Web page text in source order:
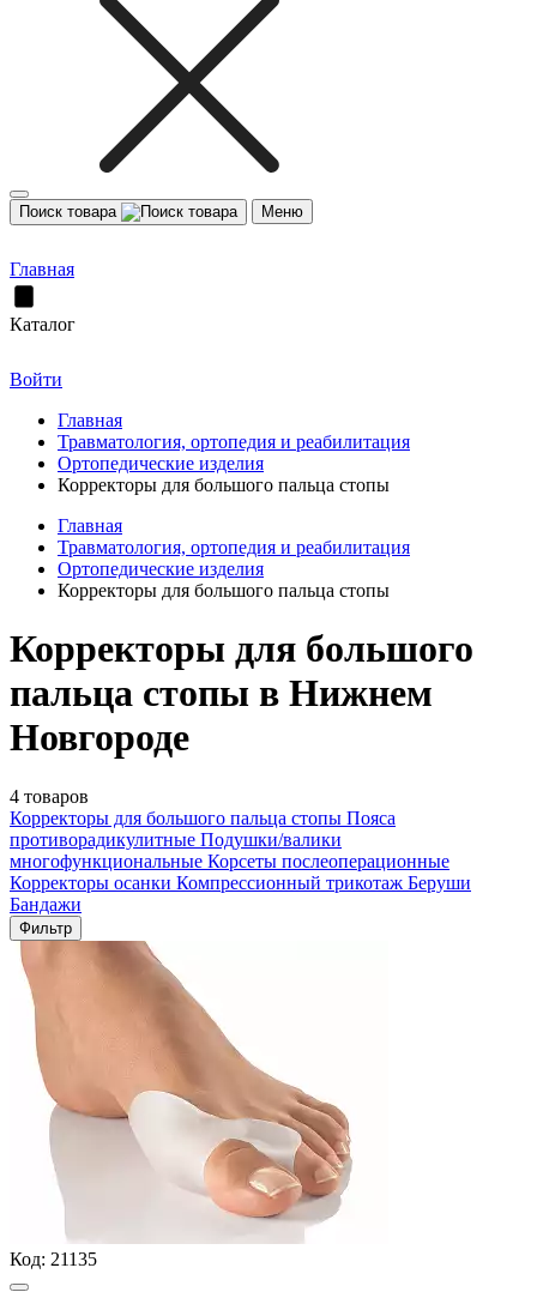
Поиск товара Меню
Главная
Каталог
Войти
Главная
Травматология, ортопедия и реабилитация
Ортопедические изделия
Корректоры для большого пальца стопы
Главная
Травматология, ортопедия и реабилитация
Ортопедические изделия
Корректоры для большого пальца стопы
Корректоры для большого
пальца стопы в Нижнем
Новгороде
4 товаров
Корректоры для большого пальца стопы Пояса
противорадикулитные Подушки/валики
многофункциональные Корсеты послеоперационные
Корректоры осанки Компрессионный трикотаж Беруши
Бандажи
Фильтр
Код: 21135